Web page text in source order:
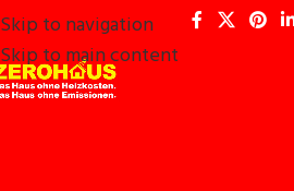
Skip to navigation
Skip to main content